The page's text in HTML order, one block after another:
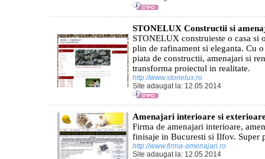
STONELUX Constructii si
STONELUX construieste o casa si
plin de rafinament si eleganta. Cu
piata de constructii, amenajari si
transforma proiectul in realitate.
http://www.stonelux.ro
Site adaugat la: 12.05.2014
Amenajari interioare si
Firma de amenajari interioare,
finisaje in Bucuresti si Ilfov. Super
http://www.firma-amenajari.ro
Site adaugat la: 12.05.2014